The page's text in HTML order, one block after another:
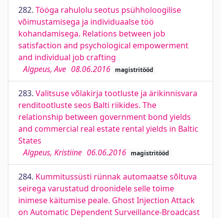
282. Tööga rahulolu seotus psühholoogilise
võimustamisega ja individuaalse töö
kohandamisega. Relations between job
satisfaction and psychological empowerment
and individual job crafting
Algpeus, Ave 08.06.2016 magistritööd
283. Valitsuse võlakirja tootluste ja ärikinnisvara
renditootluste seos Balti riikides. The
relationship between government bond yields
and commercial real estate rental yields in Baltic
States
Algpeus, Kristiine 06.06.2016 magistritööd
284. Kummitussüsti rünnak automaatse sõltuva
seirega varustatud droonidele selle toime
inimese käitumise peale. Ghost Injection Attack
on Automatic Dependent Surveillance-Broadcast